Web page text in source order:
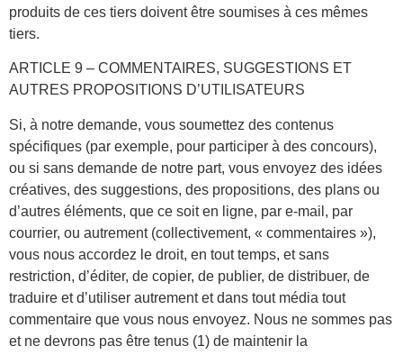
produits de ces tiers doivent être soumises à ces mêmes
tiers.
ARTICLE 9 – COMMENTAIRES, SUGGESTIONS ET
AUTRES PROPOSITIONS D’UTILISATEURS
Si, à notre demande, vous soumettez des contenus
spécifiques (par exemple, pour participer à des concours),
ou si sans demande de notre part, vous envoyez des idées
créatives, des suggestions, des propositions, des plans ou
d’autres éléments, que ce soit en ligne, par e-mail, par
courrier, ou autrement (collectivement, « commentaires »),
vous nous accordez le droit, en tout temps, et sans
restriction, d’éditer, de copier, de publier, de distribuer, de
traduire et d’utiliser autrement et dans tout média tout
commentaire que vous nous envoyez. Nous ne sommes pas
et ne devrons pas être tenus (1) de maintenir la